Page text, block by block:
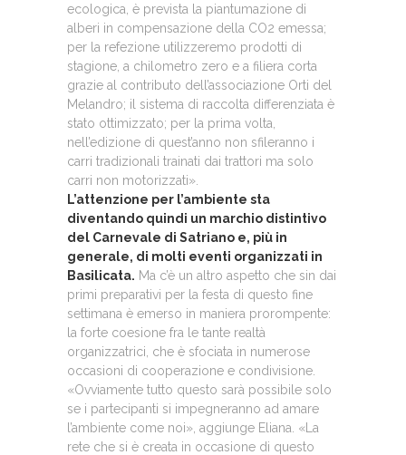
ecologica, è prevista la piantumazione di
alberi in compensazione della CO2 emessa;
per la refezione utilizzeremo prodotti di
stagione, a chilometro zero e a filiera corta
grazie al contributo dell’associazione Orti del
Melandro; il sistema di raccolta differenziata è
stato ottimizzato; per la prima volta,
nell’edizione di quest’anno non sfileranno i
carri tradizionali trainati dai trattori ma solo
carri non motorizzati».
L’attenzione per l’ambiente sta
diventando quindi un marchio distintivo
del Carnevale di Satriano e, più in
generale, di molti eventi organizzati in
Basilicata. Ma c’è un altro aspetto che sin dai
primi preparativi per la festa di questo fine
settimana è emerso in maniera prorompente:
la forte coesione fra le tante realtà
organizzatrici, che è sfociata in numerose
occasioni di cooperazione e condivisione.
«Ovviamente tutto questo sarà possibile solo
se i partecipanti si impegneranno ad amare
l’ambiente come noi», aggiunge Eliana. «La
rete che si è creata in occasione di questo